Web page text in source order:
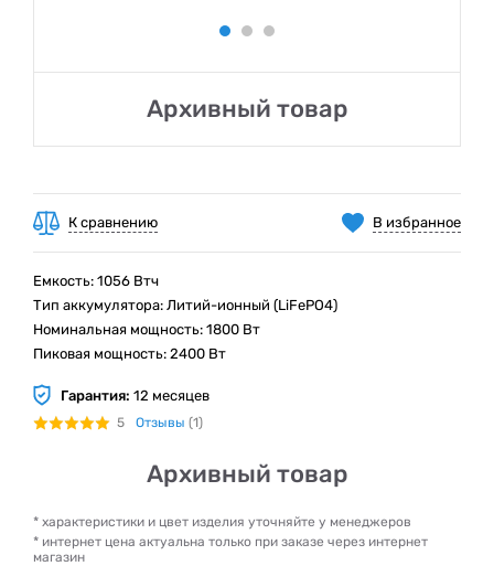
Архивный товар
В избранное
К сравнению
Емкость: 1056 Втч
Тип аккумулятора: Литий-ионный (LiFePO4)
Номинальная мощность: 1800 Вт
Пиковая мощность: 2400 Вт
Гарантия: 12 месяцев
5 Отзывы (1)
Архивный товар
* характеристики и цвет изделия уточняйте у менеджеров
* интернет цена актуальна только при заказе через интернет
магазин